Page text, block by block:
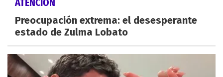
ATENCIÓN
Preocupación extrema: el desesperante
estado de Zulma Lobato